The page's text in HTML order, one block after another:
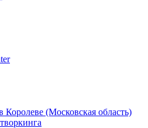
(Московская область)